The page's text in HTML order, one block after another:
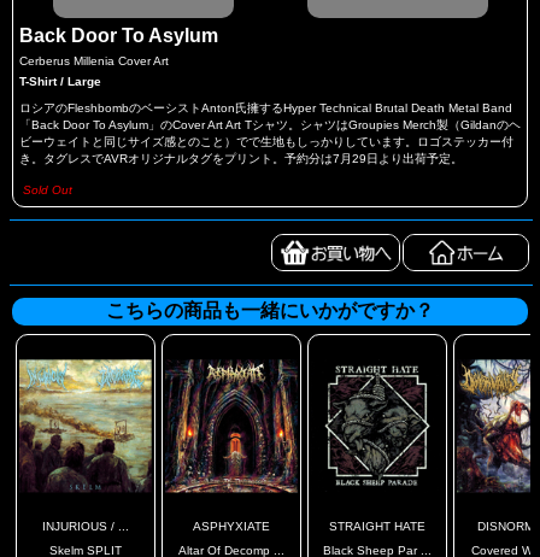
Back Door To Asylum
Cerberus Millenia Cover Art
T-Shirt / Large
ロシアのFleshbombのベーシストAnton氏擁するHyper Technical Brutal Death Metal Band
「Back Door To Asylum」のCover Art Art Tシャツ。シャツはGroupies Merch製（Gildanのヘ
ビーウェイトと同じサイズ感とのこと）でで生地もしっかりしています。ロゴステッカー付
き。タグレスでAVRオリジナルタグをプリント。予約分は7月29日より出荷予定。
Sold Out
こちらの商品も一緒にいかがですか？
INJURIOUS / ...
Skelm SPLIT
ASPHYXIATE
Altar Of Decomp ...
STRAIGHT HATE
Black Sheep Par ...
Covered